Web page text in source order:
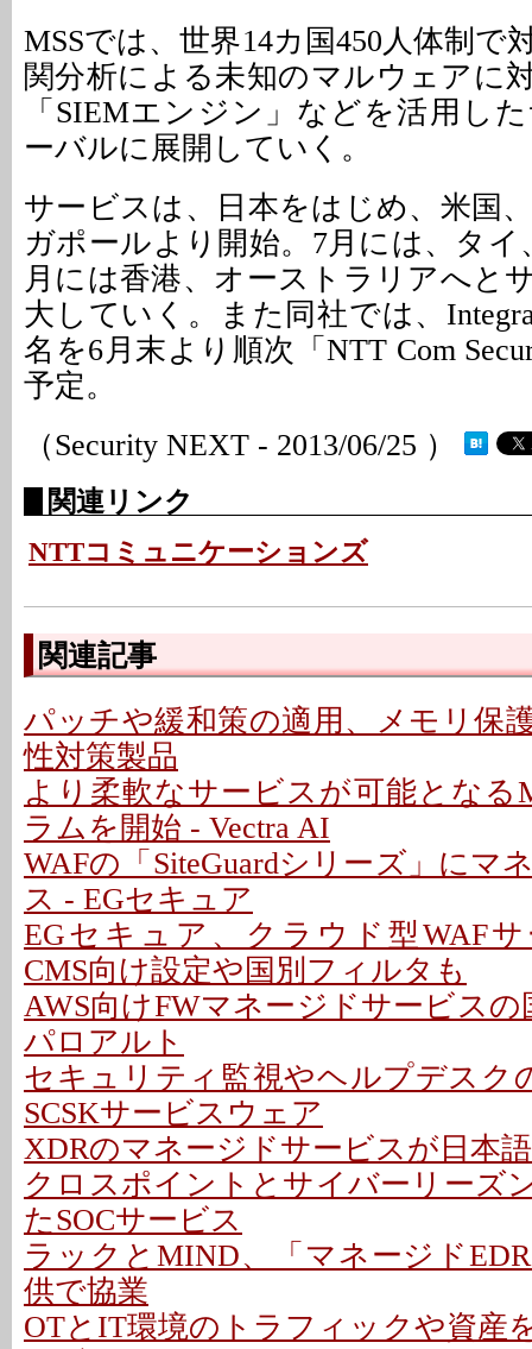
MSSでは、世界14カ国450人体制で
関分析による未知のマルウェアに
「SIEMエンジン」などを活用し
ーバルに展開していく。
サービスは、日本をはじめ、米国
ガポールより開始。7月には、タ
月には香港、オーストラリアへと
大していく。また同社では、
名を6月末より順次「NTT Com
予定。
（Security NEXT - 2013/06/25 ）
関連リンク
NTTコミュニケーションズ
関連記事
パッチや緩和策の適用、メモリ保
性対策製品
より柔軟なサービスが可能となる
ラムを開始 - Vectra AI
WAFの「SiteGuardシリーズ」にマ
ス - EGセキュア
EGセキュア、クラウド型WAF
CMS向け設定や国別フィルタも
AWS向けFWマネージドサービス
パロアルト
セキュリティ監視やヘルプデスク
SCSKサービスウェア
XDRのマネージドサービスが日本
クロスポイントとサイバーリーズ
たSOCサービス
ラックとMIND、「マネージド
供で協業
OTとIT環境のトラフィックや資産